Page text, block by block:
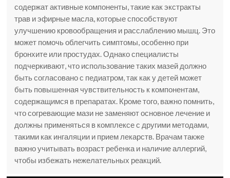
содержат активные компоненты, такие как экстракты
трав и эфирные масла, которые способствуют
улучшению кровообращения и расслаблению мышц. Это
может помочь облегчить симптомы, особенно при
бронхите или простудах. Однако специалисты
подчеркивают, что использование таких мазей должно
быть согласовано с педиатром, так как у детей может
быть повышенная чувствительность к компонентам,
содержащимся в препаратах. Кроме того, важно помнить,
что согревающие мази не заменяют основное лечение и
должны применяться в комплексе с другими методами,
такими как ингаляции и прием лекарств. Врачам также
важно учитывать возраст ребенка и наличие аллергий,
чтобы избежать нежелательных реакций.